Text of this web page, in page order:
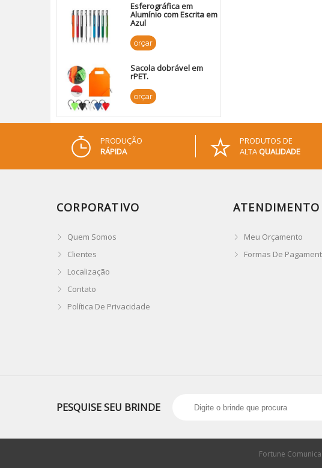
Esferográfica em
Alumínio com Escrita em
Azul
orçar
Sacola dobrável em
rPET.
orçar
PRODUÇÃO
RÁPIDA
PRODUTOS DE
ALTAQUALIDADE
CORPORATIVO
Quem Somos
Clientes
Localização
Contato
Política De Privacidade
ATENDIMENTO
Meu Orçamento
Formas De
PESQUISE SEU BRINDE
Fortune